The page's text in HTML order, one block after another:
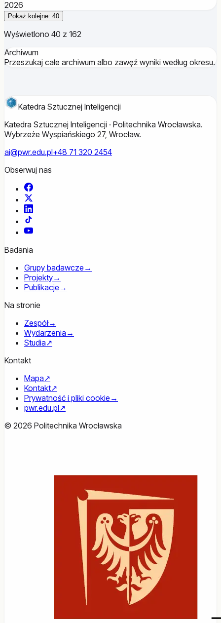
2026
Pokaż kolejne: 40
Wyświetlono 40 z 162
Archiwum
Przeszukaj całe archiwum albo zawęź wyniki według okresu.
Katedra Sztucznej Inteligencji
Katedra Sztucznej Inteligencji · Politechnika Wrocławska.
Wybrzeże Wyspiańskiego 27, Wrocław.
ai@pwr.edu.pl+48 71 320 2454
Obserwuj nas
Facebook
YouTube
Badania
Grupy badawcze →
Projekty→
Publikacje →
Na stronie
Zespół→
Wydarzenia →
Studia↗
Kontakt
Mapa↗
Kontakt↗
Prywatność i pliki cookie →
pwr.edu.pl↗
© 2026 Politechnika Wrocławska